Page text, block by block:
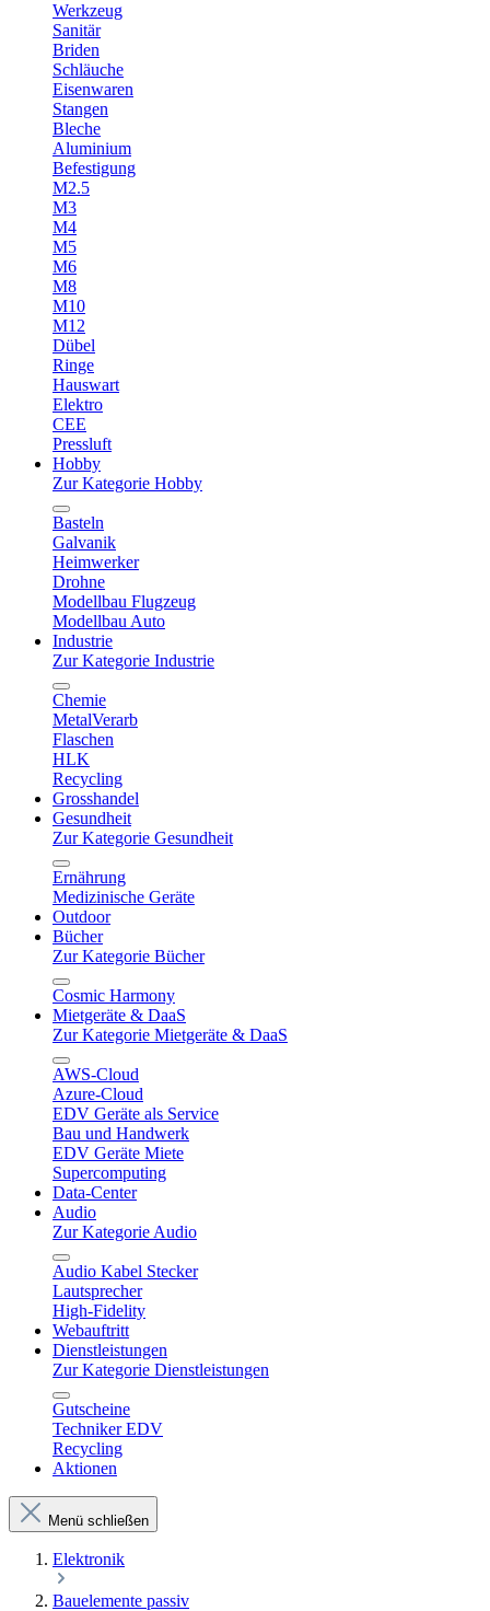
Werkzeug
Sanitär
Briden
Schläuche
Eisenwaren
Stangen
Bleche
Aluminium
Befestigung
M2.5
M3
M4
M5
M6
M8
M10
M12
Dübel
Ringe
Hauswart
Elektro
CEE
Pressluft
Hobby
Zur Kategorie Hobby
Basteln
Galvanik
Heimwerker
Drohne
Modellbau Flugzeug
Modellbau Auto
Industrie
Zur Kategorie Industrie
Chemie
MetalVerarb
Flaschen
HLK
Recycling
Grosshandel
Gesundheit
Zur Kategorie Gesundheit
Ernährung
Medizinische Geräte
Outdoor
Bücher
Zur Kategorie Bücher
Cosmic Harmony
Mietgeräte & DaaS
Zur Kategorie Mietgeräte & DaaS
AWS-Cloud
Azure-Cloud
EDV Geräte als Service
Bau und Handwerk
EDV Geräte Miete
Supercomputing
Data-Center
Audio
Zur Kategorie Audio
Audio Kabel Stecker
Lautsprecher
High-Fidelity
Webauftritt
Dienstleistungen
Zur Kategorie Dienstleistungen
Gutscheine
Techniker EDV
Recycling
Aktionen
Menü schließen
Elektronik
Bauelemente passiv